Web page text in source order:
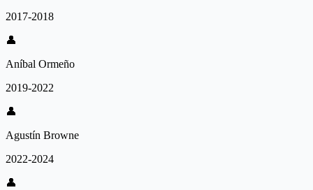
2017-2018
👤
Aníbal Ormeño
2019-2022
👤
Agustín Browne
2022-2024
👤